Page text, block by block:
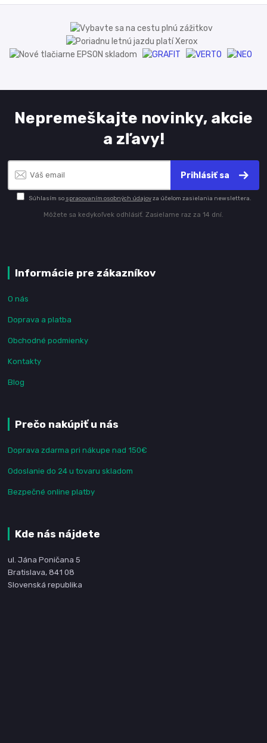
Nepremeškajte novinky, akcie
a zľavy!
Prihlásiť sa
Súhlasím so spracovaním osobných údajovza účelom zasielania newslettera.
Môžete sa kedykoľvek odhlásiť. Zasielame raz za 14 dní.
Informácie pre zákazníkov
O nás
Doprava a platba
Obchodné podmienky
Kontakty
Blog
Prečo nakúpiť u nás
Doprava zdarma pri nákupe nad 150€
Odoslanie do 24 u tovaru skladom
Bezpečné online platby
Kde nás nájdete
ul. Jána Poničana 5
Bratislava, 841 08
Slovenská republika